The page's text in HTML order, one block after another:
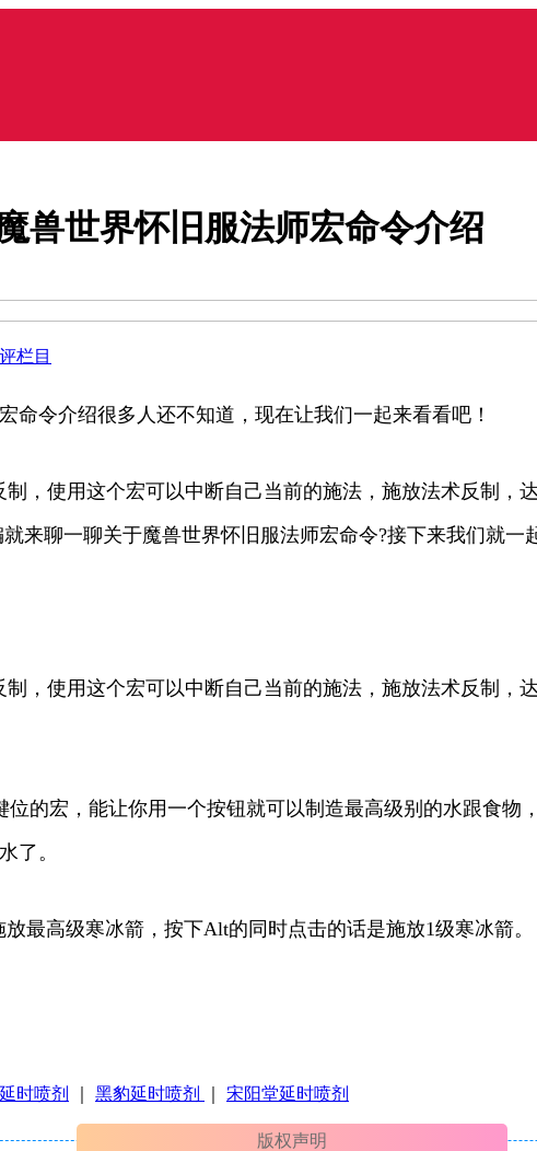
兽世界怀旧服法师宏命令介绍
栏目
命令介绍很多人还不知道，现在让我们一起来看看吧！
制，使用这个宏可以中断自己当前的施法，施放法术反制
来聊一聊关于魔兽世界怀旧服法师宏命令?接下来我们就一
制，使用这个宏可以中断自己当前的施法，施放法术反制
位的宏，能让你用一个按钮就可以制造最高级别的水跟食
了。
最高级寒冰箭，按下Alt的同时点击的话是施放1级寒冰箭。
时喷剂 黑豹延时喷剂 宋阳堂延时喷剂
版权声明